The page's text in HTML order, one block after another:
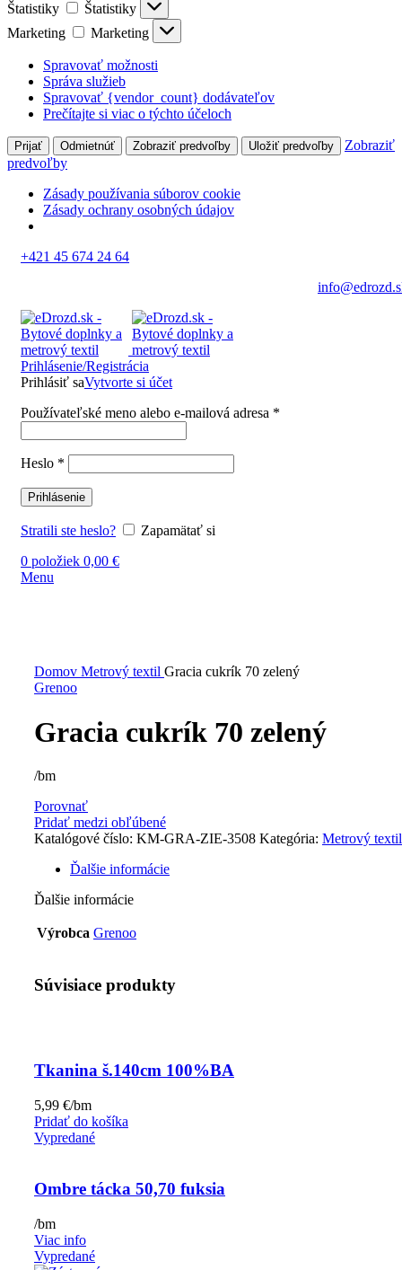
Štatistiky
Štatistiky
Marketing
Marketing
Spravovať možnosti
Správa služieb
Spravovať {vendor_count} dodávateľov
Prečítajte si viac o týchto účeloch
Prijať Odmietnúť Zobraziť predvoľby Uložiť predvoľby
Zobraziť
predvoľby
Zásady používania súborov cookie
Zásady ochrany osobných údajov
+421 45 674 24 64
Prihlásenie/Registrácia
Prihlásiť saVytvorte si účet
Používateľské meno alebo e-mailová adresa *
Heslo *
Prihlásenie
Stratili ste heslo?
Zapamätať si
0 položiek 0,00 €
Menu
Domov Metrový textil Gracia cukrík 70 zelený
Grenoo
Gracia cukrík 70 zelený
/bm
Porovnať
Pridať medzi obľúbené
Katalógové číslo: KM-GRA-ZIE-3508 Kategória: Metrový textil
Ďalšie informácie
Ďalšie informácie
Výrobca Grenoo
Súvisiace produkty
Tkanina š.140cm 100%BA
5,99 €/bm
Pridať do košíka
Vypredané
Ombre tácka 50,70 fuksia
/bm
Viac info
Vypredané